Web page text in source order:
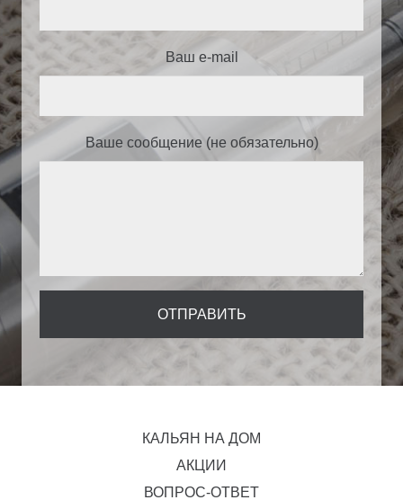
Ваш e-mail
Ваше сообщение (не обязательно)
КАЛЬЯН НА ДОМ
АКЦИИ
ВОПРОС-ОТВЕТ